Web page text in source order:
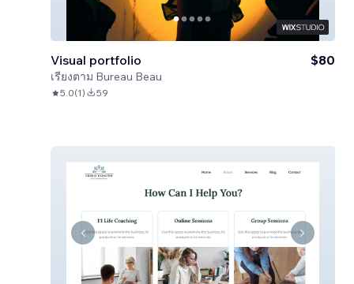
Visual portfolio
เรียงตาม Bureau Beau
$80
5.0(1) 59